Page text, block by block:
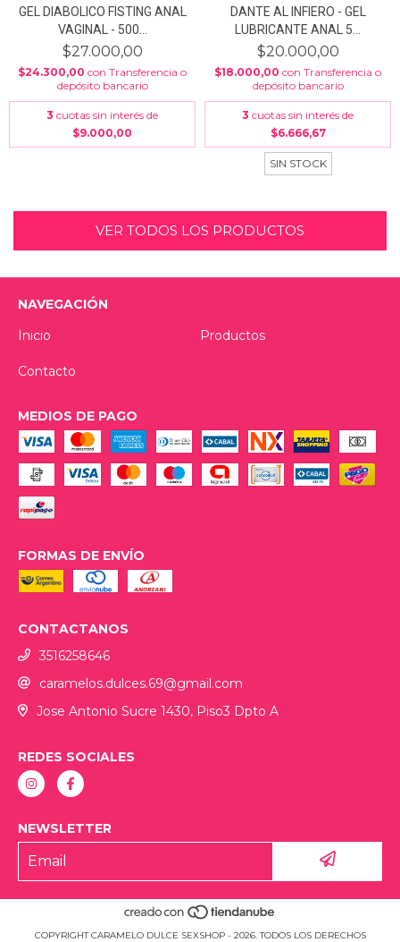
GEL DIABOLICO FISTING ANAL
VAGINAL - 500...
$27.000,00
$24.300,00 con Transferencia o
depósito bancario
3 cuotas sin interés de
$9.000,00
DANTE AL INFIERO - GEL
LUBRICANTE ANAL 5...
$20.000,00
$18.000,00 con Transferencia o
depósito bancario
3 cuotas sin interés de
$6.666,67
SIN STOCK
VER TODOS LOS PRODUCTOS
NAVEGACIÓN
Inicio
Productos
Contacto
MEDIOS DE PAGO
FORMAS DE ENVÍO
CONTACTANOS
3516258646
caramelos.dulces.69@gmail.com
Jose Antonio Sucre 1430, Piso3 Dpto A
REDES SOCIALES
NEWSLETTER
COPYRIGHT CARAMELO DULCE SEXSHOP - 2026. TODOS LOS DERECHOS